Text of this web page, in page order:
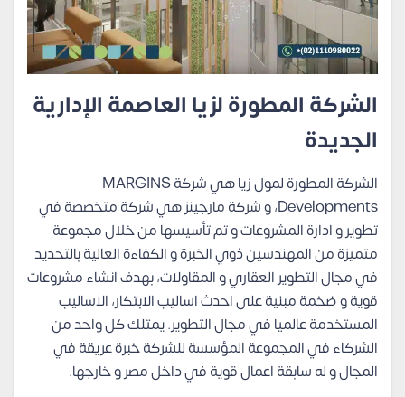
الشركة المطورة لزيا العاصمة الإدارية
الجديدة
الشركة المطورة لمول زيا هي شركة MARGINS
Developments، و شركة مارجينز هي شركة متخصصة في
تطوير و ادارة المشروعات و تم تأسيسها من خلال مجموعة
متميزة من المهندسين ذوي الخبرة و الكفاءة العالية بالتحديد
في مجال التطوير العقاري و المقاولات، بهدف انشاء مشروعات
قوية و ضخمة مبنية على احدث اساليب الابتكار، الاساليب
المستخدمة عالميا في مجال التطوير. يمتلك كل واحد من
الشركاء في المجموعة المؤسسة للشركة خبرة عريقة في
المجال و له سابقة اعمال قوية في داخل مصر و خارجها.